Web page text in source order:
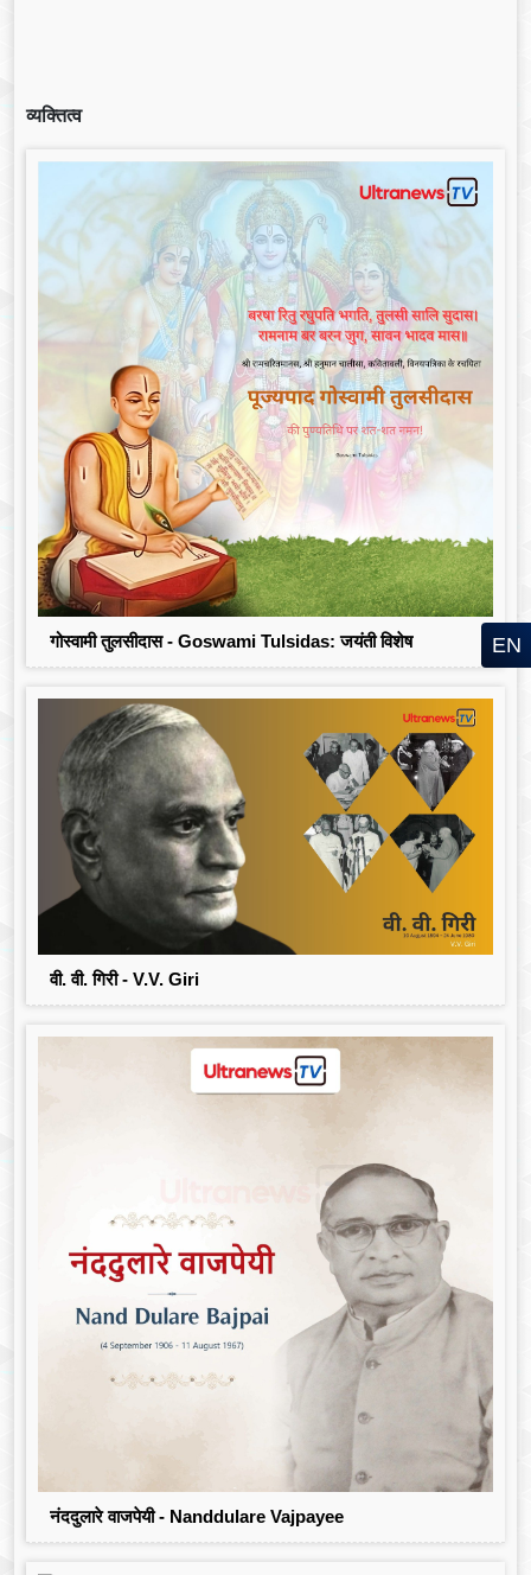
व्यक्तित्व
गोस्वामी तुलसीदास - Goswami Tulsidas: जयंती विशेष
वी. वी. गिरी - V.V. Giri
नंददुलारे वाजपेयी - Nanddulare Vajpayee
EN